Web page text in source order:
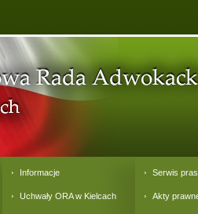
Informacje
Uchwały ORA w Kielcach
Serwis
Akty